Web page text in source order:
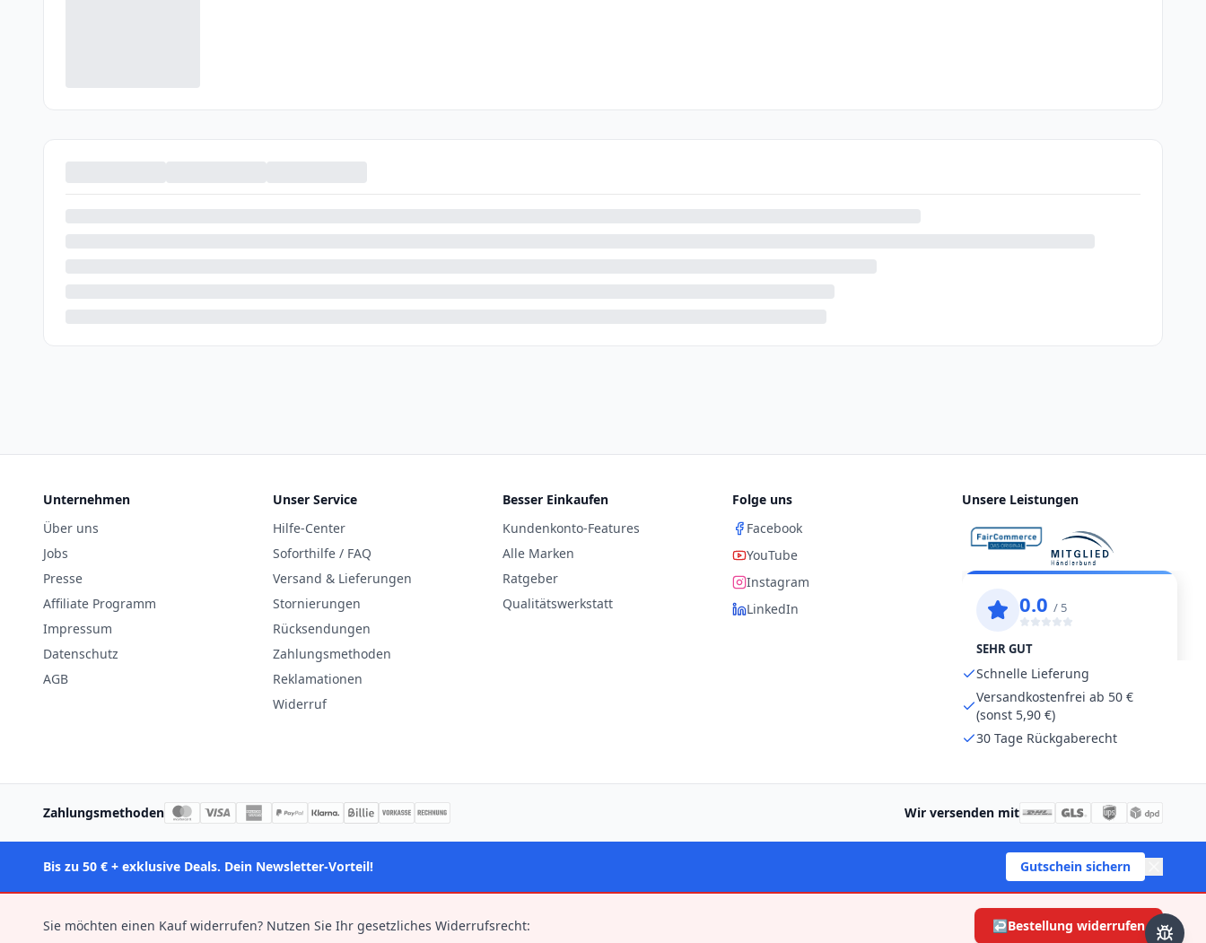
Unternehmen
Über uns
Jobs
Presse
Affiliate Programm
Impressum
Datenschutz
AGB
Unser Service
Hilfe-Center
Soforthilfe / FAQ
Versand & Lieferungen
Stornierungen
Rücksendungen
Zahlungsmethoden
Reklamationen
Widerruf
Besser Einkaufen
Kundenkonto-Features
Alle Marken
Ratgeber
Qualitätswerkstatt
Folge uns
Facebook
YouTube
Instagram
LinkedIn
Unsere Leistungen
Schnelle Lieferung
Versandkostenfrei ab 50 €
(sonst 5,90 €)
30 Tage Rückgaberecht
Zahlungsmethoden Wir versenden mit
Bis zu 50 € + exklusive Deals. Dein Newsletter-Vorteil! Gutschein sichern
Sie möchten einen Kauf widerrufen? Nutzen Sie Ihr gesetzliches Widerrufsrecht: ↩Bestellung widerrufen